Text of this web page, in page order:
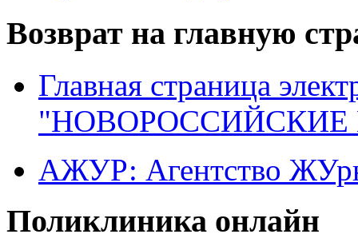
Возврат на главную
Главная страница
"НОВОРОССИЙСКИЕ
АЖУР: Агентство
Поликлиника онлайн